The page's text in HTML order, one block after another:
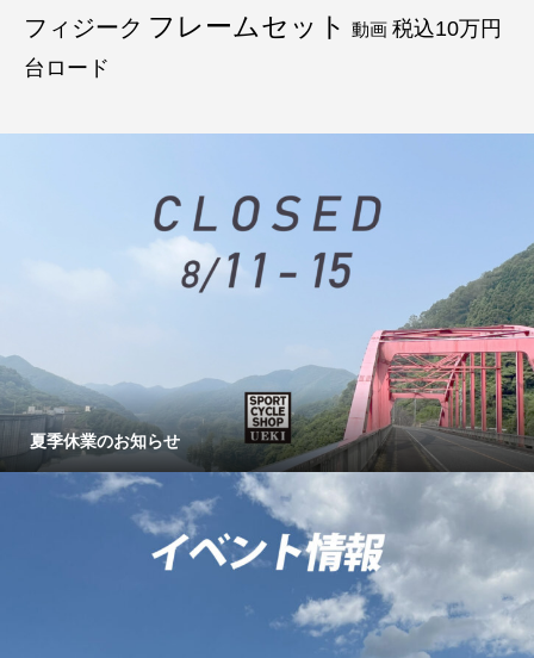
フィジーク フレームセット 動画 税込10万円
台ロード
夏季休業のお知らせ